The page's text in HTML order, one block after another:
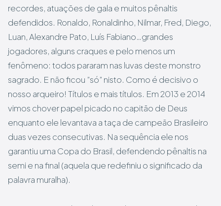
recordes, atuações de gala e muitos pênaltis
defendidos. Ronaldo, Ronaldinho, Nilmar, Fred, Diego,
Luan, Alexandre Pato, Luís Fabiano…grandes
jogadores, alguns craques e pelo menos um
fenômeno: todos pararam nas luvas deste monstro
sagrado. E não ficou ”só” nisto. Como é decisivo o
nosso arqueiro! Títulos e mais títulos. Em 2013 e 2014
vimos chover papel picado no capitão de Deus
enquanto ele levantava a taça de campeão Brasileiro
duas vezes consecutivas. Na sequência ele nos
garantiu uma Copa do Brasil, defendendo pênaltis na
semi e na final (aquela que redefiniu o significado da
palavra muralha).